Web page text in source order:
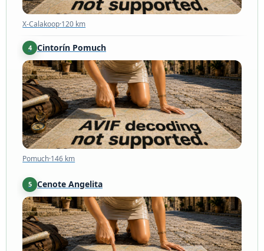
X-Calakoop·120 km
4 Cintorín Pomuch
Pomuch·146 km
Pomuch·146 km
5 Cenote Angelita
Quintana Roo·237 km